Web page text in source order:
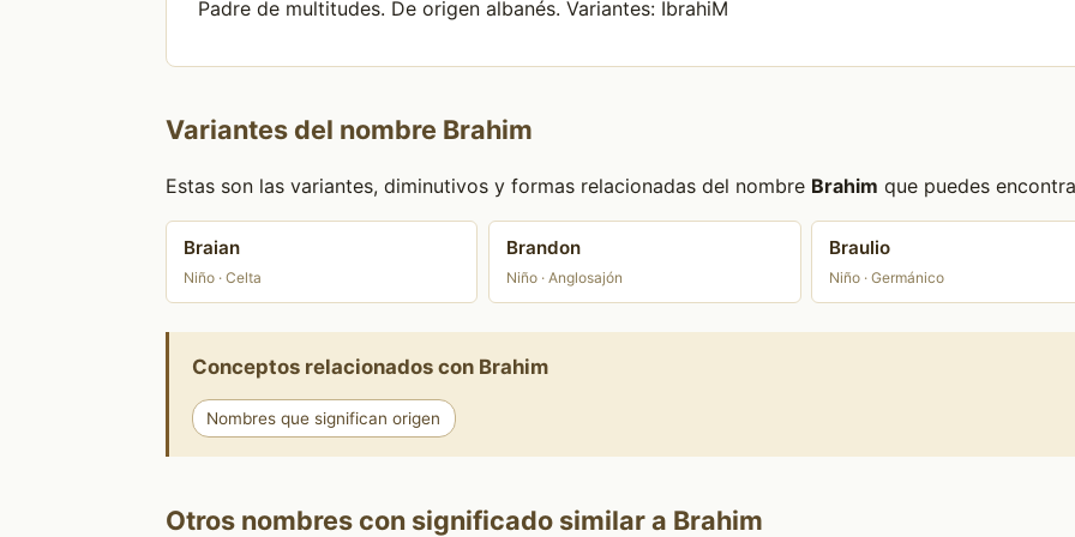
Padre de multitudes. De origen albanés. Variantes: IbrahiM
Variantes del nombre Brahim
Estas son las variantes, diminutivos y formas relacionadas del nombre Brahim que puedes
Braian
Niño · Celta
Brandon
Niño · Anglosajón
Braulio
Niño · Germánico
Conceptos relacionados con Brahim
Nombres que significan origen
Otros nombres con significado similar a Brahim